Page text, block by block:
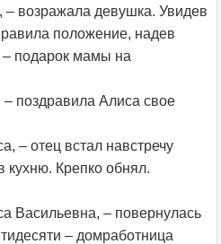
– возражала девушка. Увидев
положение, надев
подарок мамы на
поздравила Алиса свое
– отец встал навстречу
кухню. Крепко обнял.
Васильевна, – повернулась
– домработница